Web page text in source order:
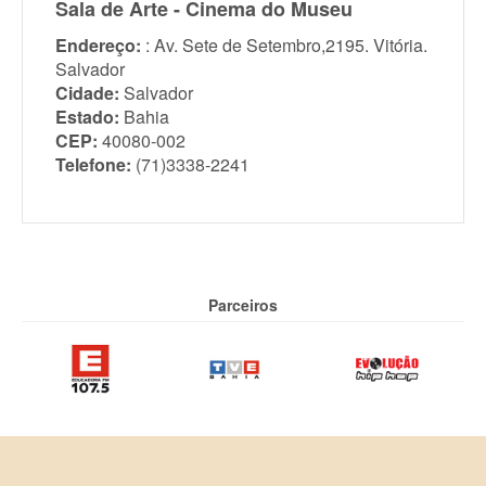
Sala de Arte - Cinema do Museu
Endereço: : Av. Sete de Setembro,2195. Vitória.
Salvador
Cidade: Salvador
Estado: Bahia
CEP: 40080-002
Telefone: (71)3338-2241
Parceiros